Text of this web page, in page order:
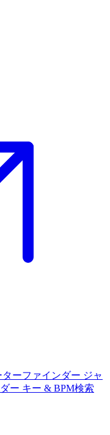
ーファインダー ジャ
ー キー & BPM検索